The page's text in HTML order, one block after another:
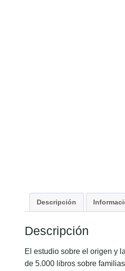
Descripción
Descripción
El estudio sobre el origen y
de 5.000 libros sobre